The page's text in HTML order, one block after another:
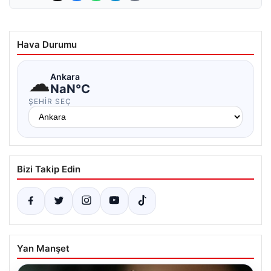
Hava Durumu
☁Ankara
NaN°C
ŞEHIR SEÇ
Bizi Takip Edin
Yan Manşet